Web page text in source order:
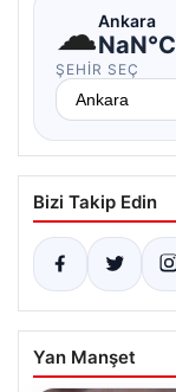
☁Ankara
NaN°C
ŞEHIR SEÇ
Bizi Takip Edin
Yan Manşet